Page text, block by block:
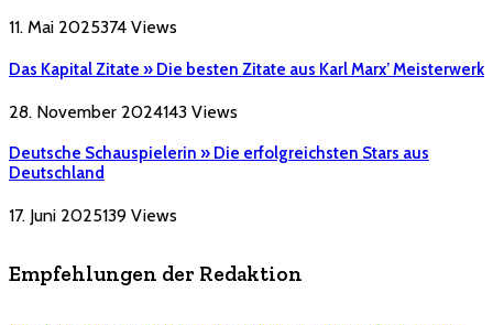
11. Mai 2025374 Views
Das Kapital Zitate » Die besten Zitate aus Karl Marx’ Meisterwerk
28. November 2024143 Views
Deutsche Schauspielerin » Die erfolgreichsten Stars aus
Deutschland
17. Juni 2025139 Views
Empfehlungen der Redaktion